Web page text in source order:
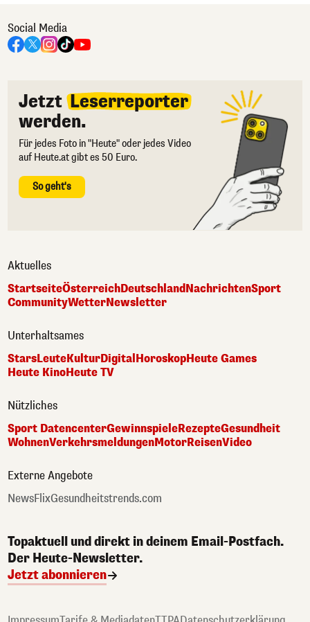
Social Media
Jetzt Leserreporter
werden.
Für jedes Foto in "Heute" oder jedes Video
auf Heute.at gibt es 50 Euro.
So geht's
Aktuelles
StartseiteÖsterreichDeutschlandNachrichtenSport
CommunityWetterNewsletter
Unterhaltsames
StarsLeuteKulturDigital HoroskopHeute Games
Heute KinoHeute TV
Nützliches
Sport DatencenterGewinnspieleRezepteGesundheit
WohnenVerkehrsmeldungenMotorReisenVideo
Externe Angebote
NewsFlixGesundheitstrends.com
Topaktuell und direkt in deinem Email-Postfach.
Der Heute-Newsletter.
Jetzt abonnieren